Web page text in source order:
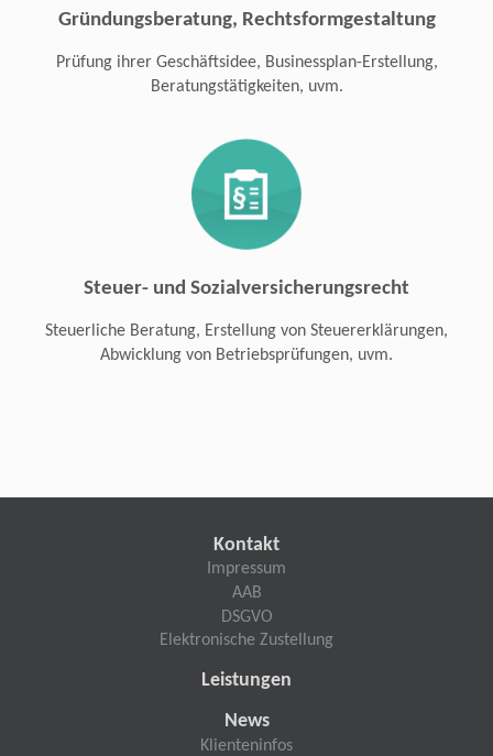
Gründungsberatung, Rechtsformgestaltung
Prüfung ihrer Geschäftsidee, Businessplan-Erstellung,
Beratungstätigkeiten, uvm.
Steuer- und Sozialversicherungsrecht
Steuerliche Beratung, Erstellung von Steuererklärungen,
Abwicklung von Betriebsprüfungen, uvm.
Kontakt
Impressum
AAB
DSGVO
Elektronische Zustellung
Leistungen
News
Klienteninfos